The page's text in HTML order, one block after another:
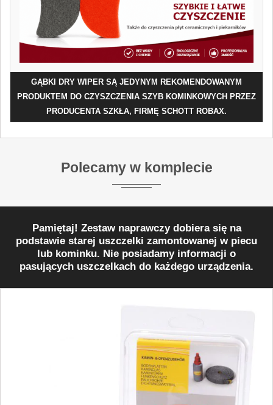
GĄBKI DRY WIPER SĄ JEDYNYM REKOMENDOWANYM
PRODUKTEM DO CZYSZCZENIA SZYB KOMINKOWYCH PRZEZ
PRODUCENTA SZKŁA, FIRMĘ SCHOTT ROBAX.
Polecamy w komplecie
Pamiętaj! Zestaw naprawczy dobiera się na
podstawie starej uszczelki zamontowanej w piecu
lub kominku. Nie posiadamy informacji o
pasujących uszczelkach do każdego urządzenia.